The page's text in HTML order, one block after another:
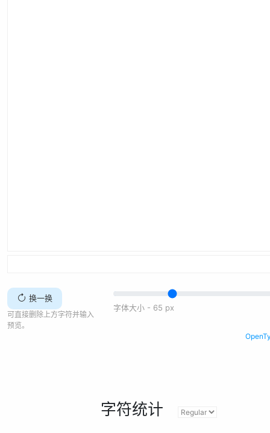
换一换
可直接删除上方字符并输入
预览。
字体大小 - 65 px
字符统计